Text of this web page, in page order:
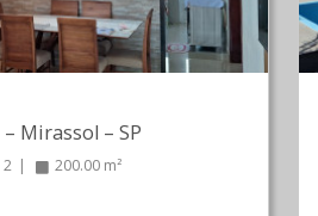
– Mirassol – SP
2 200.00 m²